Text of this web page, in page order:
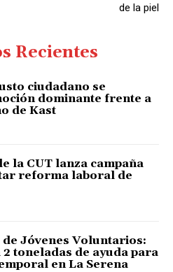
de la piel
Recientes
ciudadano se
dominante frente a
de Kast
la CUT lanza campaña
reforma laboral de
Jóvenes Voluntarios:
toneladas de ayuda para
en La Serena